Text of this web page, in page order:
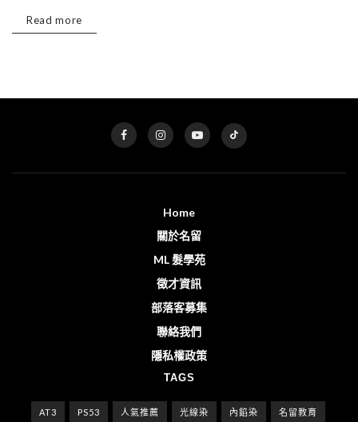
Read more
Home
關於名留
ML 髮學苑
徵才資訊
部落客募集
聯絡我們
隱私權政策
TAGS
AT3 PS53 人氣推薦 光線染 內餡染 名留教育